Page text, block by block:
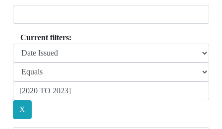
Current filters: